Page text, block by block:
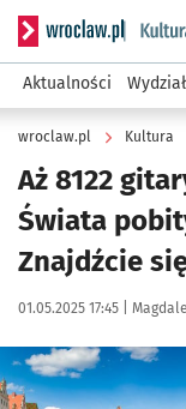
Serwis
Aktualności
wroclaw.pl Kultura
Aż 8122
Świata
Znajdźcie
Data publikacji:
01.05.2025 17:45 | Autor:
Kliknij, aby zobaczyć